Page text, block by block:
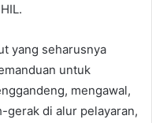
yang seharusnya
untuk
mengawal,
gerak di alur pelayaran,